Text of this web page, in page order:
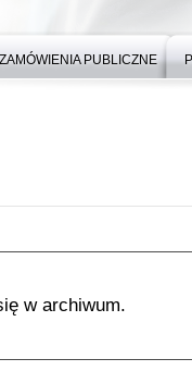
ZAMÓWIENIA PUBLICZNE
w archiwum.